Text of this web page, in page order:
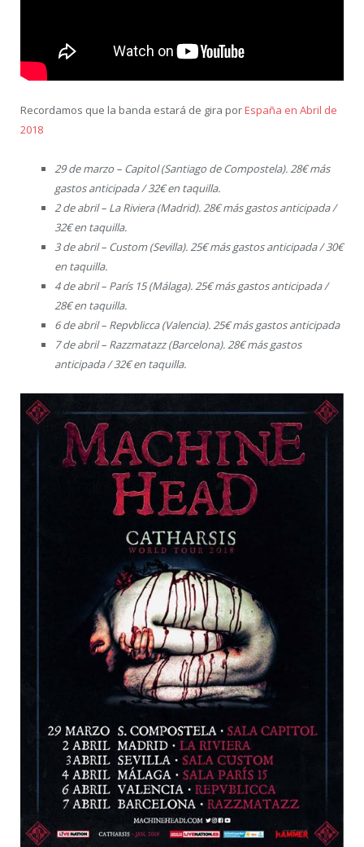
Recordamos que la banda estará de gira porEspaña en Abril de
2018
29 de marzo – Capitol (Santiago de Compostela). 28€ más
gastos anticipada / 32€ en taquilla.
2 de abril – La Riviera (Madrid). 28€ más gastos anticipada /
32€ en taquilla.
3 de abril – Custom (Sevilla). 25€ más gastos anticipada / 30€
en taquilla.
4 de abril – París 15 (Málaga). 25€ más gastos anticipada /
28€ en taquilla.
6 de abril – Repvblicca (Valencia). 25€ más gastos anticipada
7 de abril – Razzmatazz (Barcelona). 28€ más gastos
anticipada / 32€ en taquilla.